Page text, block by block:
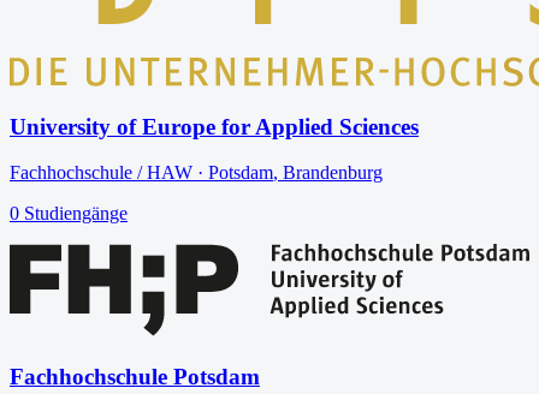
University of Europe for Applied Sciences
Fachhochschule / HAW · Potsdam, Brandenburg
0 Studiengänge
Fachhochschule Potsdam